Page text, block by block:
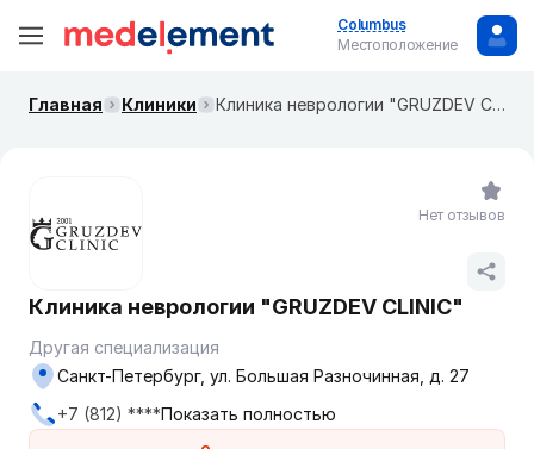
Columbus
Местоположение
Главная Клиники Клиника неврологии "GRUZDEV CLINIC"
Клиника неврологии "GRUZDEV CLINIC"
Другая специализация
Санкт-Петербург, ул. Большая Разночинная, д. 27
+7 (812) ****Показать полностью
Нет отзывов